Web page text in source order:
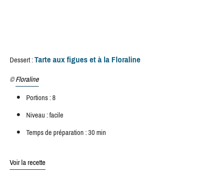
Dessert :Tarte aux figues et à la Floraline
©Floraline
Portions : 8
Niveau : facile
Temps de préparation : 30 min
Voir la recette